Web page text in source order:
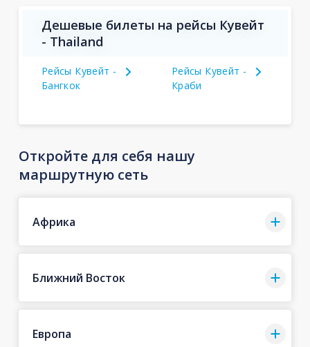
Дешевые билеты на рейсы Кувейт
- Thailand
Рейсы Кувейт -
Бангкок
Рейсы Кувейт -
Краби
Откройте для себя нашу
маршрутную сеть
Африка
Ближний Восток
Европа